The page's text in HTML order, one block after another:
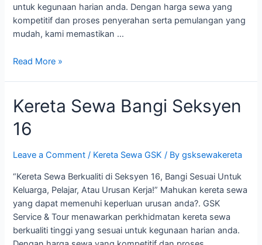
untuk kegunaan harian anda. Dengan harga sewa yang
kompetitif dan proses penyerahan serta pemulangan yang
mudah, kami memastikan …
Kereta
Seksyen
18
Read More »
Kereta Sewa Bangi Seksyen
16
Leave a Comment / Kereta Sewa GSK / Bygsksewakereta
“Kereta Sewa Berkualiti di Seksyen 16, Bangi Sesuai Untuk
Keluarga, Pelajar, Atau Urusan Kerja!” Mahukan kereta sewa
yang dapat memenuhi keperluan urusan anda?. GSK
Service & Tour menawarkan perkhidmatan kereta sewa
berkualiti tinggi yang sesuai untuk kegunaan harian anda.